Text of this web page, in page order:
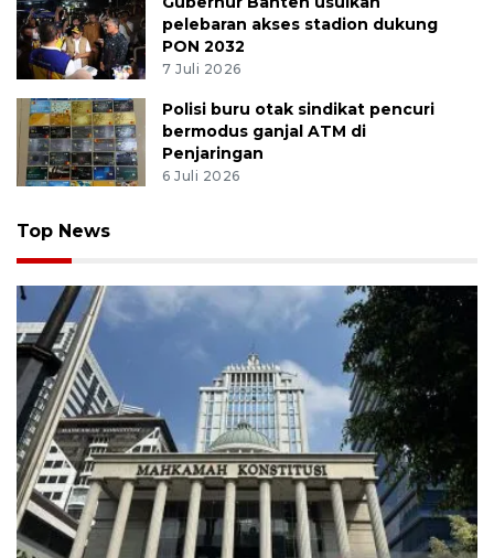
pelebaran akses stadion dukung
PON 2032
7 Juli 2026
Polisi buru otak sindikat pencuri
bermodus ganjal ATM di
Penjaringan
6 Juli 2026
Top News